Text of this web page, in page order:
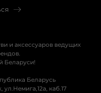
и аксессуаров ведущих
Беларуси!
Беларусь
каб.17